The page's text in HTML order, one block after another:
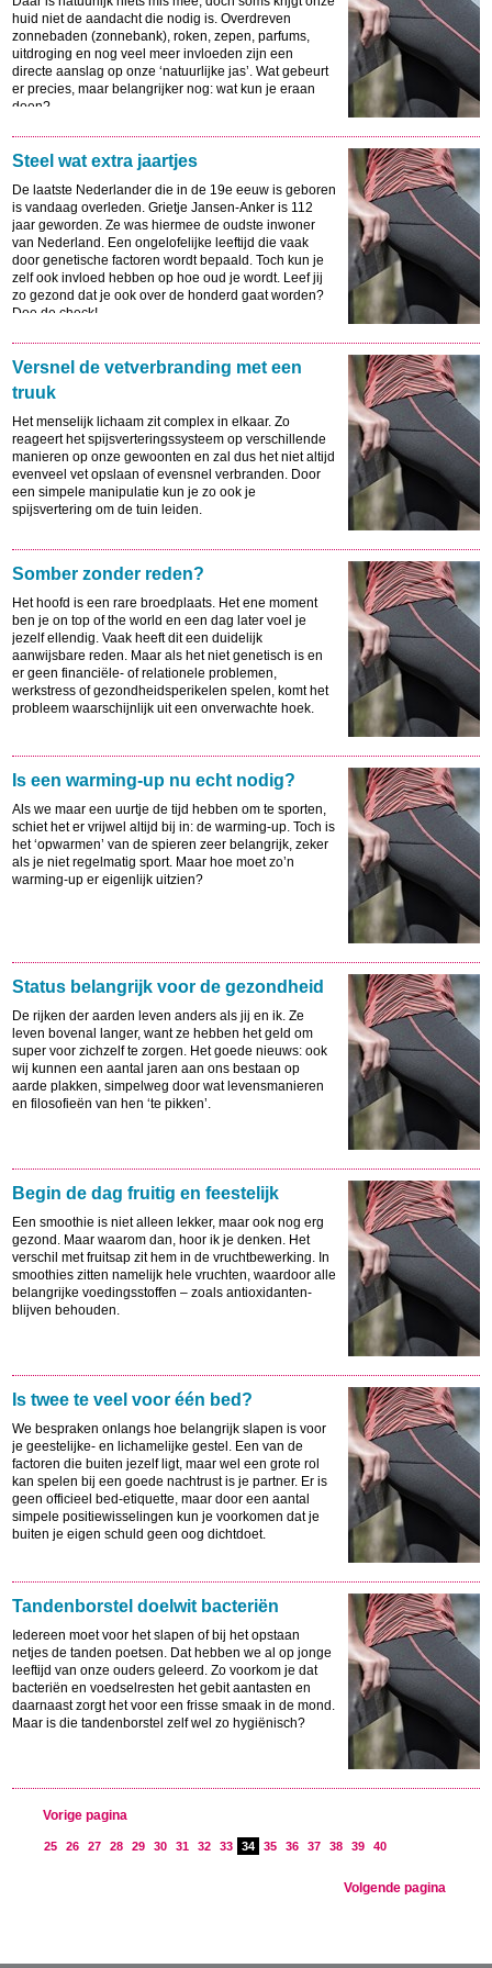
huid niet de aandacht die nodig is. Overdreven
zonnebaden (zonnebank), roken, zepen, parfums,
uitdroging en nog veel meer invloeden zijn een
directe aanslag op onze ‘natuurlijke jas’. Wat gebeurt
er precies, maar belangrijker nog: wat kun je eraan
doen?
Steel wat extra jaartjes
De laatste Nederlander die in de 19e eeuw is geboren
is vandaag overleden. Grietje Jansen-Anker is 112
jaar geworden. Ze was hiermee de oudste inwoner
van Nederland. Een ongelofelijke leeftijd die vaak
door genetische factoren wordt bepaald. Toch kun je
zelf ook invloed hebben op hoe oud je wordt. Leef jij
zo gezond dat je ook over de honderd gaat worden?
Doe de check!
Versnel de vetverbranding met een
truuk
Het menselijk lichaam zit complex in elkaar. Zo
reageert het spijsverteringssysteem op verschillende
manieren op onze gewoonten en zal dus het niet altijd
evenveel vet opslaan of evensnel verbranden. Door
een simpele manipulatie kun je zo ook je
spijsvertering om de tuin leiden.
Somber zonder reden?
Het hoofd is een rare broedplaats. Het ene moment
ben je on top of the world en een dag later voel je
jezelf ellendig. Vaak heeft dit een duidelijk
aanwijsbare reden. Maar als het niet genetisch is en
er geen financiële- of relationele problemen,
werkstress of gezondheidsperikelen spelen, komt het
probleem waarschijnlijk uit een onverwachte hoek.
Is een warming-up nu echt nodig?
Als we maar een uurtje de tijd hebben om te sporten,
schiet het er vrijwel altijd bij in: de warming-up. Toch is
het ‘opwarmen’ van de spieren zeer belangrijk, zeker
als je niet regelmatig sport. Maar hoe moet zo’n
warming-up er eigenlijk uitzien?
Status belangrijk voor de gezondheid
De rijken der aarden leven anders als jij en ik. Ze
leven bovenal langer, want ze hebben het geld om
super voor zichzelf te zorgen. Het goede nieuws: ook
wij kunnen een aantal jaren aan ons bestaan op
aarde plakken, simpelweg door wat levensmanieren
en filosofieën van hen ‘te pikken’.
Begin de dag fruitig en feestelijk
Een smoothie is niet alleen lekker, maar ook nog erg
gezond. Maar waarom dan, hoor ik je denken. Het
verschil met fruitsap zit hem in de vruchtbewerking. In
smoothies zitten namelijk hele vruchten, waardoor alle
belangrijke voedingsstoffen – zoals antioxidanten-
blijven behouden.
Is twee te veel voor één bed?
We bespraken onlangs hoe belangrijk slapen is voor
je geestelijke- en lichamelijke gestel. Een van de
factoren die buiten jezelf ligt, maar wel een grote rol
kan spelen bij een goede nachtrust is je partner. Er is
geen officieel bed-etiquette, maar door een aantal
simpele positiewisselingen kun je voorkomen dat je
buiten je eigen schuld geen oog dichtdoet.
Tandenborstel doelwit bacteriën
Iedereen moet voor het slapen of bij het opstaan
netjes de tanden poetsen. Dat hebben we al op jonge
leeftijd van onze ouders geleerd. Zo voorkom je dat
bacteriën en voedselresten het gebit aantasten en
daarnaast zorgt het voor een frisse smaak in de mond.
Maar is die tandenborstel zelf wel zo hygiënisch?
Vorige pagina
25 26 27 28 29 30 31 32 33 34 35 36 37 38 39 40
Volgende pagina